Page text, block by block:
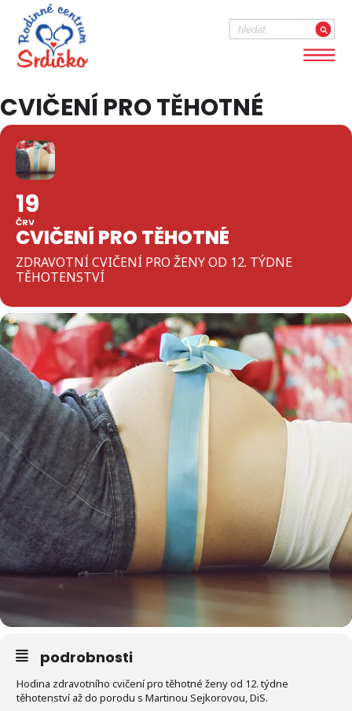
CVIČENÍ PRO TĚHOTNÉ
19
ČRV
CVIČENÍ PRO TĚHOTNÉ
ZDRAVOTNÍ CVIČENÍ PRO ŽENY OD 12. TÝDNE
TĚHOTENSTVÍ
podrobnosti
Hodina zdravotního cvičení pro těhotné ženy od 12. týdne
těhotenství až do porodu s Martinou Sejkorovou, DiS.